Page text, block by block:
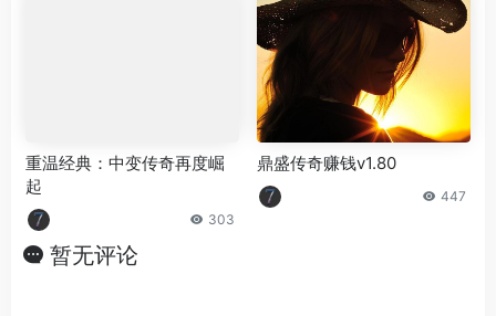
重温经典：中变传奇再度崛
起
303
鼎盛传奇赚钱v1.80
447
暂无评论